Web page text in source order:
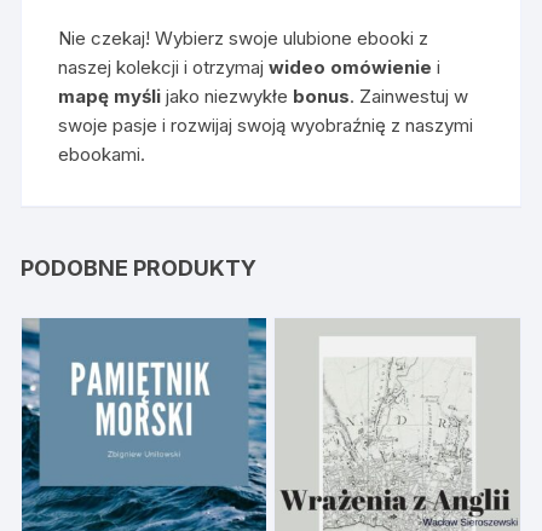
Nie czekaj! Wybierz swoje ulubione ebooki z
naszej kolekcji i otrzymajwideo omówienie i
mapę myślijako niezwykłe bonus. Zainwestuj w
swoje pasje i rozwijaj swoją wyobraźnię z naszymi
ebookami.
PODOBNE PRODUKTY